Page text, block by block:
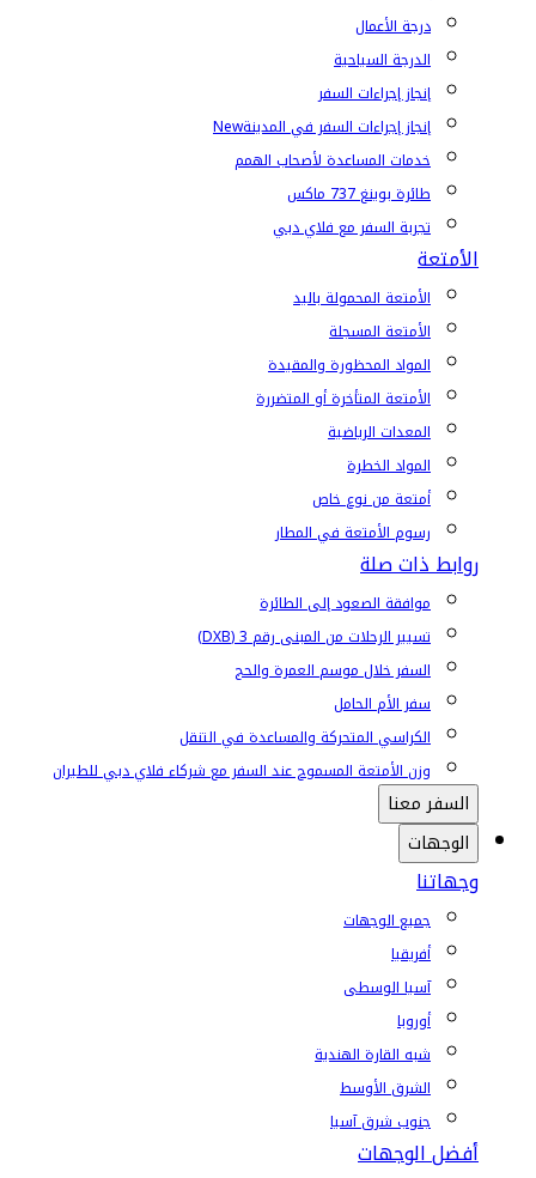
درجة الأعمال
الدرجة السياحية
إنجاز إجراءات السفر
إنجاز إجراءات السفر في المدينةNew
خدمات المساعدة لأصحاب الهمم
طائرة بوينغ 737 ماكس
تجربة السفر مع فلاي دبي
الأمتعة
الأمتعة المحمولة باليد
الأمتعة المسجلة
المواد المحظورة والمقيدة
الأمتعة المتأخرة أو المتضررة
المعدات الرياضية
المواد الخطرة
أمتعة من نوع خاص
رسوم الأمتعة في المطار
روابط ذات صلة
موافقة الصعود إلى الطائرة
تسيير الرحلات من المبنى رقم 3 (DXB)
السفر خلال موسم العمرة والحج
سفر الأم الحامل
الكراسي المتحركة والمساعدة في التنقل
وزن الأمتعة المسموح عند السفر مع شركاء فلاي دبي للطيران
السفر معنا
الوجهات
وجهاتنا
جميع الوجهات
أفريقيا
آسيا الوسطى
أوروبا
شبه القارة الهندية
الشرق الأوسط
جنوب شرق آسيا
أفضل الوجهات